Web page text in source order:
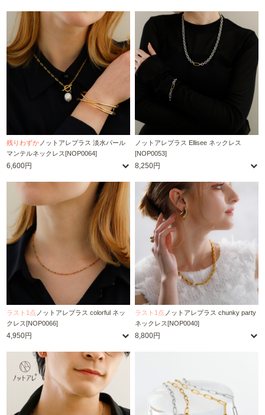
残りわずか ノットアレプラス 淡水パール
マンテルネックレス[NOP0064]
6,600円
ノットアレプラス Ellisee ネックレス
[NOP0053]
8,250円
ラスト1点 ノットアレプラス colorful ネッ
クレス[NOP0066]
4,950円
ラスト1点 ノットアレプラス chunky party
ネックレス[NOP0040]
8,800円